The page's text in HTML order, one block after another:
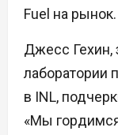
Fuel на рынок.
Джесс Гехин,
лаборатории
в INL,
«Мы